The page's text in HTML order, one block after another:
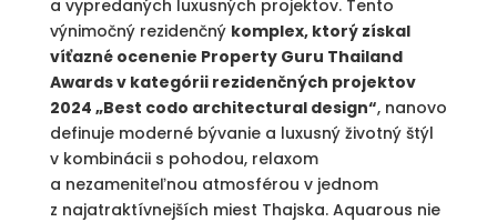
a vypredaných luxusných projektov. Tento
výnimočný rezidenčný komplex, ktorý získal
víťazné ocenenie Property Guru Thailand
Awards v kategórii rezidenčných projektov
2024 „Best codo architectural design“, nanovo
definuje moderné bývanie a luxusný životný štýl
v kombinácii s pohodou, relaxom
a nezameniteľnou atmosférou v jednom
z najatraktívnejších miest Thajska. Aquarous nie